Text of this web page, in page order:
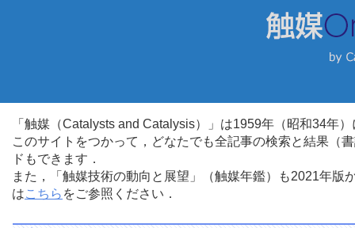
「触媒（Catalysts and Catalysis）」は1959年（昭和34年
このサイトをつかって，どなたでも全記事の検索と結果（
ドもできます．
また，「触媒技術の動向と展望」（触媒年鑑）も2021年
はこちら をご参照ください．